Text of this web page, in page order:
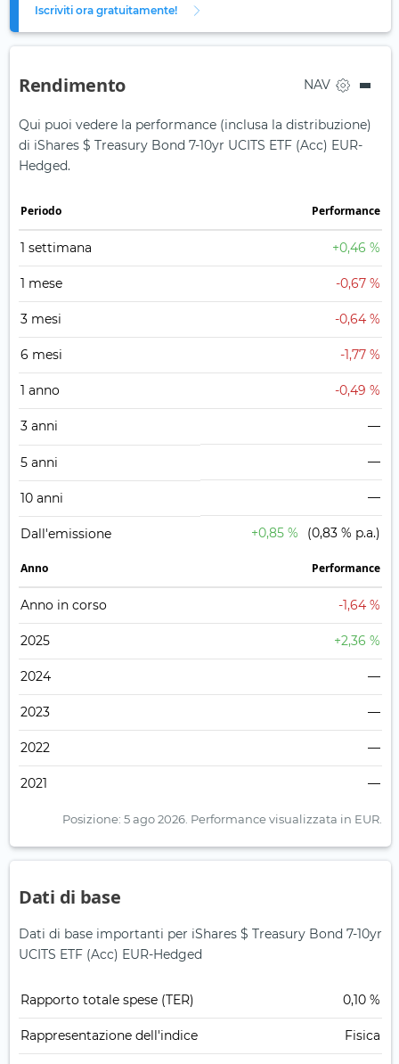
Iscriviti ora gratuitamente!
Rendimento NAV
Qui puoi vedere la performance (inclusa la distribuzione)
di iShares $ Treasury Bond 7-10yr UCITS ETF (Acc) EUR-
Hedged.
Periodo Performance
1 settimana +0,46 %
1 mese -0,67 %
3 mesi -0,64 %
6 mesi -1,77 %
1 anno -0,49 %
3 anni —
5 anni —
10 anni —
Dall'emissione +0,85 % (0,83 % p.a.)
Anno Performance
Anno in corso -1,64 %
2025 +2,36 %
2024 —
2023 —
2022 —
2021 —
Posizione: 5 ago 2026. Performance visualizzata in EUR.
Dati di base
Dati di base importanti per iShares $ Treasury Bond 7-10yr
UCITS ETF (Acc) EUR-Hedged
Rapporto totale spese (TER) 0,10 %
Rappresentazione dell'indice Fisica